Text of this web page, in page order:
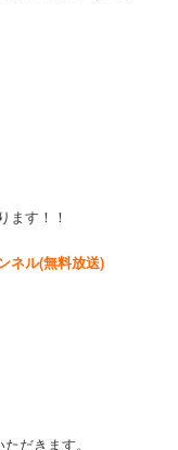
ます！！
ネル(無料放送)
だきます。